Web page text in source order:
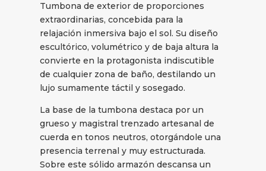
Tumbona de exterior de proporciones
extraordinarias, concebida para la
relajación inmersiva bajo el sol. Su diseño
escultórico, volumétrico y de baja altura la
convierte en la protagonista indiscutible
de cualquier zona de baño, destilando un
lujo sumamente táctil y sosegado.
La base de la tumbona destaca por un
grueso y magistral trenzado artesanal de
cuerda en tonos neutros, otorgándole una
presencia terrenal y muy estructurada.
Sobre este sólido armazón descansa un